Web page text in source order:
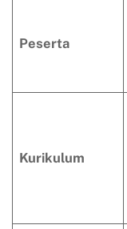
Peserta
Kurikulum